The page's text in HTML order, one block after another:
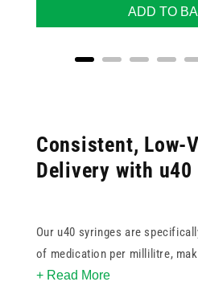
ADD TO
Consistent, Low-
Delivery with u40
Our u40 syringes are
of medication per millilitre,
dose applications that require
+ Read More